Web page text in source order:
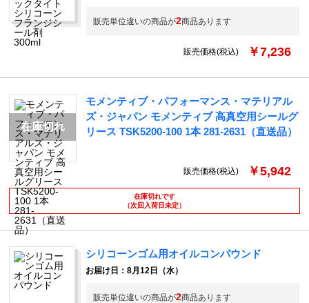
販売単位違いの商品が2商品あります
販売価格(税込) ￥7,236
モメンティブ・パフォーマンス・マテリアル
ズ・ジャパン モメンティブ 高真空用シールグ
リース TSK5200-100 1本 281-2631（直送品）
販売価格(税込) ￥5,942
在庫切れです
（次回入荷日未定）
シリコーンゴム用オイルコンパウンド
お届け日：8月12日（水）
販売単位違いの商品が2商品あります